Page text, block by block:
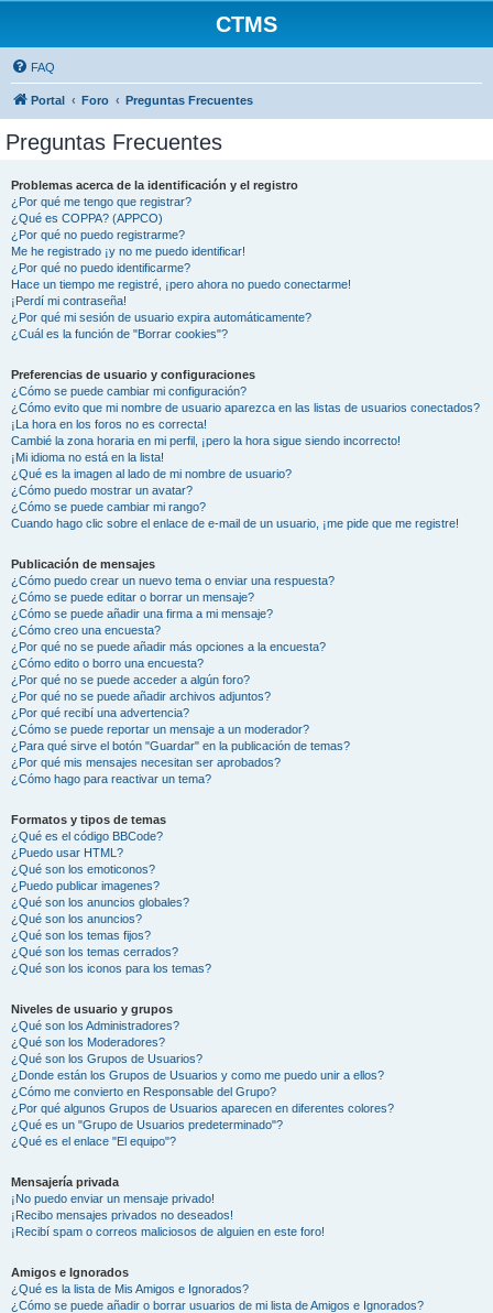
CTMS
FAQ
Portal Foro Preguntas Frecuentes
Preguntas Frecuentes
Problemas acerca de la identificación y el registro
¿Por qué me tengo que registrar?
¿Qué es COPPA? (APPCO)
¿Por qué no puedo registrarme?
Me he registrado ¡y no me puedo identificar!
¿Por qué no puedo identificarme?
Hace un tiempo me registré, ¡pero ahora no puedo conectarme!
¡Perdí mi contraseña!
¿Por qué mi sesión de usuario expira automáticamente?
¿Cuál es la función de "Borrar cookies"?
Preferencias de usuario y configuraciones
¿Cómo se puede cambiar mi configuración?
¿Cómo evito que mi nombre de usuario aparezca en las listas de usuarios conectados?
¡La hora en los foros no es correcta!
Cambié la zona horaria en mi perfil, ¡pero la hora sigue siendo incorrecto!
¡Mi idioma no está en la lista!
¿Qué es la imagen al lado de mi nombre de usuario?
¿Cómo puedo mostrar un avatar?
¿Cómo se puede cambiar mi rango?
Cuando hago clic sobre el enlace de e-mail de un usuario, ¡me pide que me registre!
Publicación de mensajes
¿Cómo puedo crear un nuevo tema o enviar una respuesta?
¿Cómo se puede editar o borrar un mensaje?
¿Cómo se puede añadir una firma a mi mensaje?
¿Cómo creo una encuesta?
¿Por qué no se puede añadir más opciones a la encuesta?
¿Cómo edito o borro una encuesta?
¿Por qué no se puede acceder a algún foro?
¿Por qué no se puede añadir archivos adjuntos?
¿Por qué recibí una advertencia?
¿Cómo se puede reportar un mensaje a un moderador?
¿Para qué sirve el botón "Guardar" en la publicación de temas?
¿Por qué mis mensajes necesitan ser aprobados?
¿Cómo hago para reactivar un tema?
Formatos y tipos de temas
¿Qué es el código BBCode?
¿Puedo usar HTML?
¿Qué son los emoticonos?
¿Puedo publicar imagenes?
¿Qué son los anuncios globales?
¿Qué son los anuncios?
¿Qué son los temas fijos?
¿Qué son los temas cerrados?
¿Qué son los iconos para los temas?
Niveles de usuario y grupos
¿Qué son los Administradores?
¿Qué son los Moderadores?
¿Qué son los Grupos de Usuarios?
¿Donde están los Grupos de Usuarios y como me puedo unir a ellos?
¿Cómo me convierto en Responsable del Grupo?
¿Por qué algunos Grupos de Usuarios aparecen en diferentes colores?
¿Qué es un "Grupo de Usuarios predeterminado"?
¿Qué es el enlace "El equipo"?
Mensajería privada
¡No puedo enviar un mensaje privado!
¡Recibo mensajes privados no deseados!
¡Recibí spam o correos maliciosos de alguien en este foro!
Amigos e Ignorados
¿Qué es la lista de Mis Amigos e Ignorados?
¿Cómo se puede añadir o borrar usuarios de mi lista de Amigos e Ignorados?